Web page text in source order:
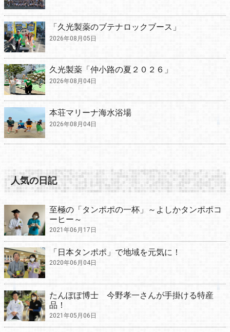
「久光製薬のブテナロックブース」
2026年08月05日
久光製薬「仲小路の夏２０２６」
2026年08月04日
本荘マリーナ海水浴場
2026年08月04日
人気の日記
至極の「タンポポの一杯」～よしかタンポポコ
ーヒー～
2021年06月17日
「日本タンポポ」で地域を元気に！
2020年06月04日
たんぽぽ博士 今野孝一さんが手掛ける特産
品！
2021年05月06日